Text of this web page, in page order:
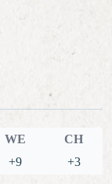
WE
CH
+9 +3